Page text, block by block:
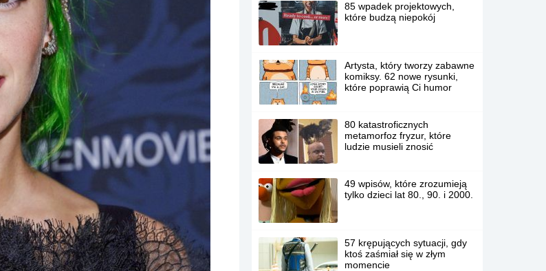
85 wpadek projektowych,
które budzą niepokój
Artysta, który tworzy zabawne
komiksy. 62 nowe rysunki,
które poprawią Ci humor
80 katastroficznych
metamorfoz fryzur, które
ludzie musieli znosić
49 wpisów, które zrozumieją
tylko dzieci lat 80., 90. i 2000.
57 krępujących sytuacji, gdy
ktoś zaśmiał się w złym
momencie